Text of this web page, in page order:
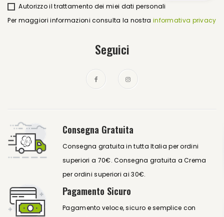
Autorizzo il trattamento dei miei dati personali
Per maggiori informazioni consulta la nostra informativa privacy
Seguici
Consegna Gratuita
Consegna gratuita in tutta Italia per ordini
superiori a 70€. Consegna gratuita a Crema
per ordini superiori ai 30€.
Pagamento Sicuro
Pagamento veloce, sicuro e semplice con